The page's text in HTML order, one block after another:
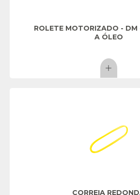
ROLETE MOTORIZADO -
A ÓLEO
CORREIA